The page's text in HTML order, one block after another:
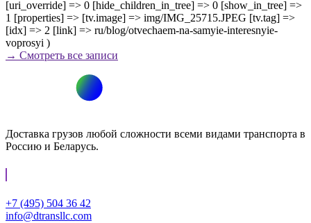
→ Смотреть все записи
Доставка грузов любой сложности всеми видами транспорта в
Россию и Беларусь.
+7 (495) 504 36 42
info@dtransllc.com